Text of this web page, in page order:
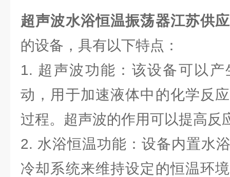
超声波水浴恒温振荡器江苏供应
的设备，具有以下特点：
1. 超声波功能：该设备可以
动，用于加速液体中的化学反
过程。超声波的作用可以提高反
2. 水浴恒温功能：设备内置水
冷却系统来维持设定的恒温环